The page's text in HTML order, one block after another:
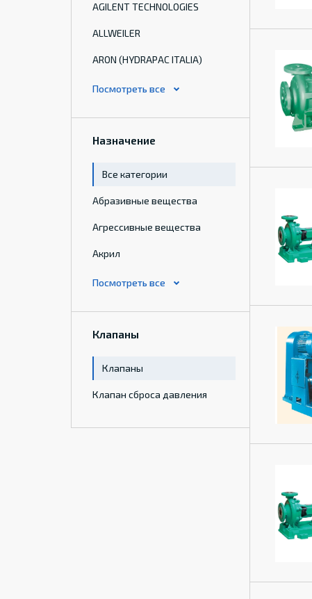
AGILENT TECHNOLOGIES
ALLWEILER
ARON (HYDRAPAC ITALIA)
Назначение
Все категории
Абразивные вещества
Агрессивные вещества
Акрил
Клапаны
Клапаны
Клапан сброса давления